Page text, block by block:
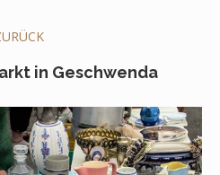
in Geschwenda